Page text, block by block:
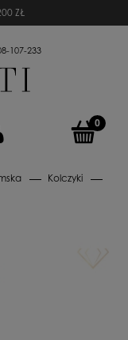
ZŁ
107-233
Kolczyki